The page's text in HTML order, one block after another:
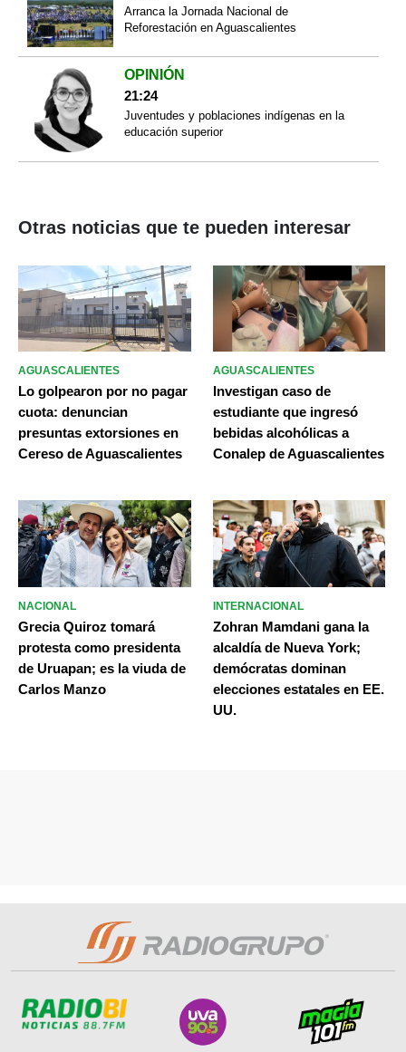
Arranca la Jornada Nacional de
Reforestación en Aguascalientes
OPINIÓN
21:24
Juventudes y poblaciones indígenas en la
educación superior
Otras noticias que te pueden interesar
AGUASCALIENTES
Lo golpearon por no pagar
cuota: denuncian
presuntas extorsiones en
Cereso de Aguascalientes
AGUASCALIENTES
Investigan caso de
estudiante que ingresó
bebidas alcohólicas a
Conalep de Aguascalientes
NACIONAL
Grecia Quiroz tomará
protesta como presidenta
de Uruapan; es la viuda de
Carlos Manzo
INTERNACIONAL
Zohran Mamdani gana la
alcaldía de Nueva York;
demócratas dominan
elecciones estatales en EE.
UU.